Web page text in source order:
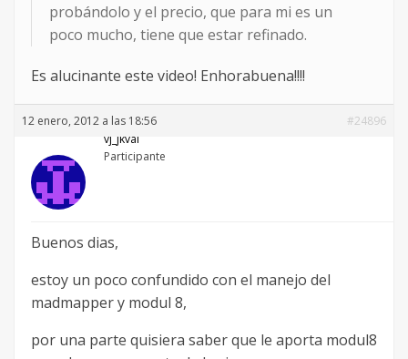
probándolo y el precio, que para mi es un
poco mucho, tiene que estar refinado.
Es alucinante este video! Enhorabuena!!!!
12 enero, 2012 a las 18:56
#24896
vj_jkval
Participante
Buenos dias,
estoy un poco confundido con el manejo del
madmapper y modul 8,
por una parte quisiera saber que le aporta modul8